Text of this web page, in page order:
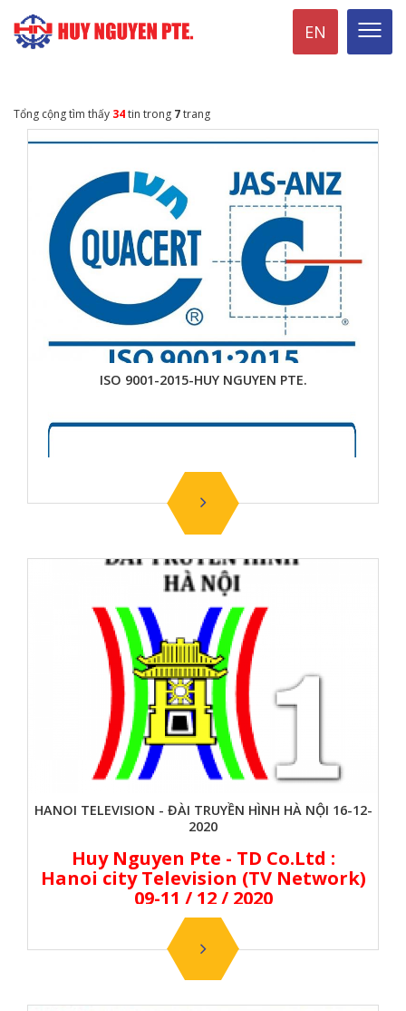
EN
Tổng cộng tìm thấy 34tin trong 7trang
ISO 9001-2015-HUY NGUYEN PTE.
HANOI TELEVISION - ĐÀI TRUYỀN HÌNH HÀ NỘI 16-12-
2020
Huy Nguyen Pte - TD Co.Ltd :
Hanoi city Television (TV Network)
09-11 / 12 / 2020